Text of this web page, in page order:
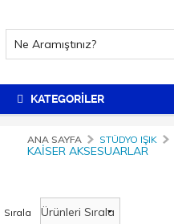
KATEGORİLER
ANA SAYFA STÜDYO IŞIK
KAISER AKSESUARLAR
Sırala